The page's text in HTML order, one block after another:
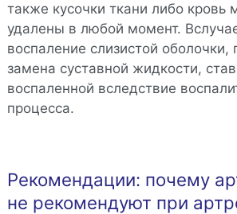
также кусочки ткани либо кровь
удалены в любой момент.
воспаление слизистой оболочки,
замена суставной жидкости,
воспаленной вследствие
процесса.
Рекомендации: почему
не рекомендуют при